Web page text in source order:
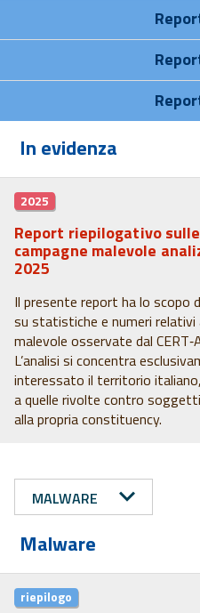
In evidenza
2025
Report riepilogativo
campagne malevole
2025
Il presente report ha lo scopo
su statistiche e numeri relativi
malevole osservate dal
L’analisi si concentra
interessato il territorio
a quelle rivolte contro
alla propria constituency.
MALWARE
Malware
riepilogo